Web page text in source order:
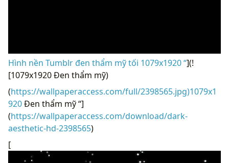
Hình nền Tumblr đen thẩm mỹ tối 1079x1920 “](!
[1079x1920 Đen thẩm mỹ)
(https://wallpaperaccess.com/full/2398565.jpg)1079x1
920Đen thẩm mỹ “]
(https://wallpaperaccess.com/download/dark-
aesthetic-hd-2398565)
[